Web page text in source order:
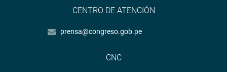
CENTRO DE ATENCIÓN
prensa@congreso.gob.pe
CNC